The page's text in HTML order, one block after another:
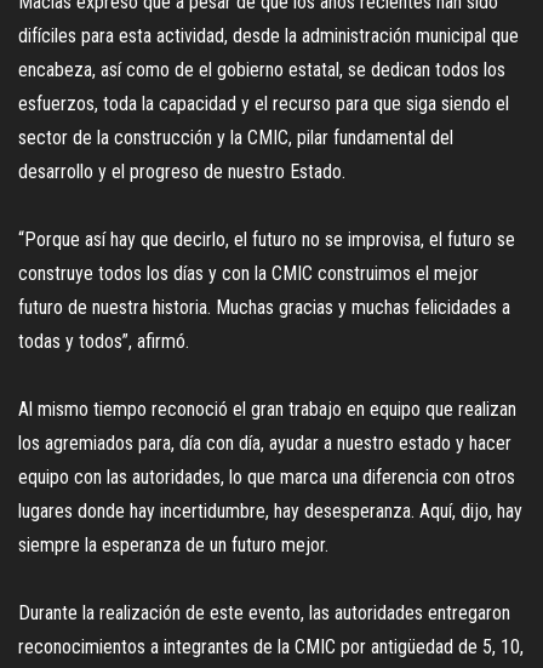
difíciles para esta actividad, desde la administración municipal que
encabeza, así como de el gobierno estatal, se dedican todos los
esfuerzos, toda la capacidad y el recurso para que siga siendo el
sector de la construcción y la CMIC, pilar fundamental del
desarrollo y el progreso de nuestro Estado.
“Porque así hay que decirlo, el futuro no se improvisa, el futuro se
construye todos los días y con la CMIC construimos el mejor
futuro de nuestra historia. Muchas gracias y muchas felicidades a
todas y todos”, afirmó.
Al mismo tiempo reconoció el gran trabajo en equipo que realizan
los agremiados para, día con día, ayudar a nuestro estado y hacer
equipo con las autoridades, lo que marca una diferencia con otros
lugares donde hay incertidumbre, hay desesperanza. Aquí, dijo, hay
siempre la esperanza de un futuro mejor.
Durante la realización de este evento, las autoridades entregaron
reconocimientos a integrantes de la CMIC por antigüedad de 5, 10,